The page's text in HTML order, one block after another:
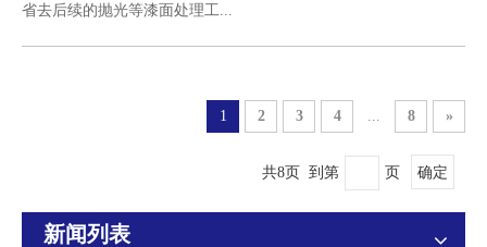
新闻列表
省去后续的抛光等漆面处理工...
1 2 3 4 8 »
共8页 到第 页 确定